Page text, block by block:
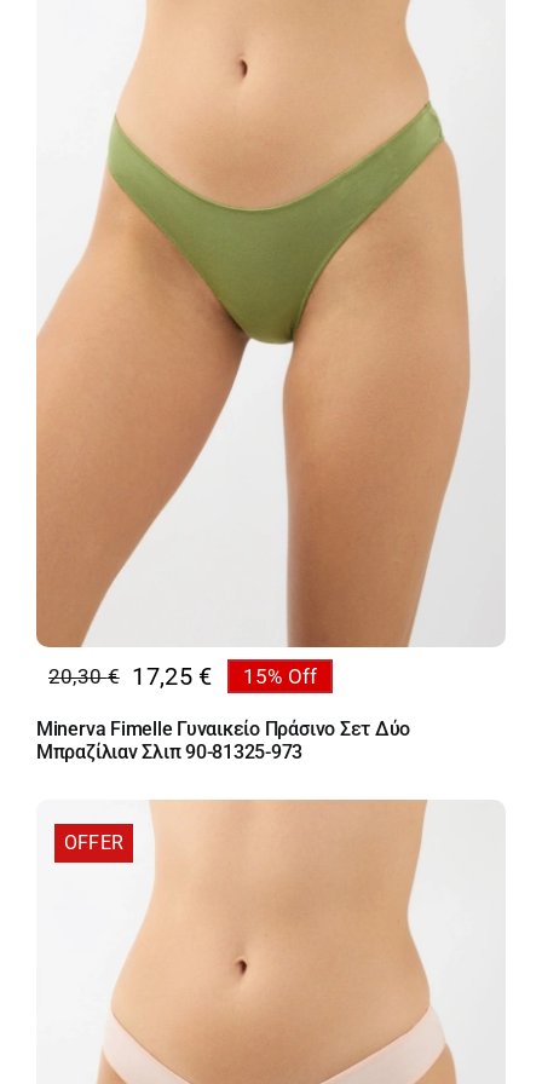
20,30€
Original
price
was:
17,25 €
Η
τρέχουσα
τιμή
15% Off
Minerva Fimelle Γυναικείο Πράσινο Σετ Δύο
Μπραζίλιαν Σλιπ 90-81325-973
OFFER